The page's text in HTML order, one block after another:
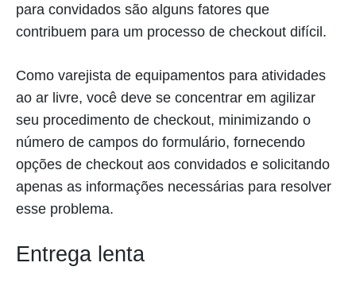
para convidados são alguns fatores que
contribuem para um processo de checkout difícil.
Como varejista de equipamentos para atividades
ao ar livre, você deve se concentrar em agilizar
seu procedimento de checkout, minimizando o
número de campos do formulário, fornecendo
opções de checkout aos convidados e solicitando
apenas as informações necessárias para resolver
esse problema.
Entrega lenta